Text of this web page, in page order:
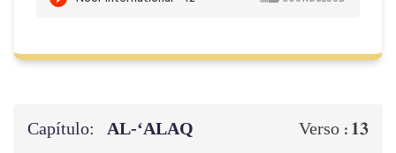
Capítulo: AL‑‘ALAQ Verso : 13